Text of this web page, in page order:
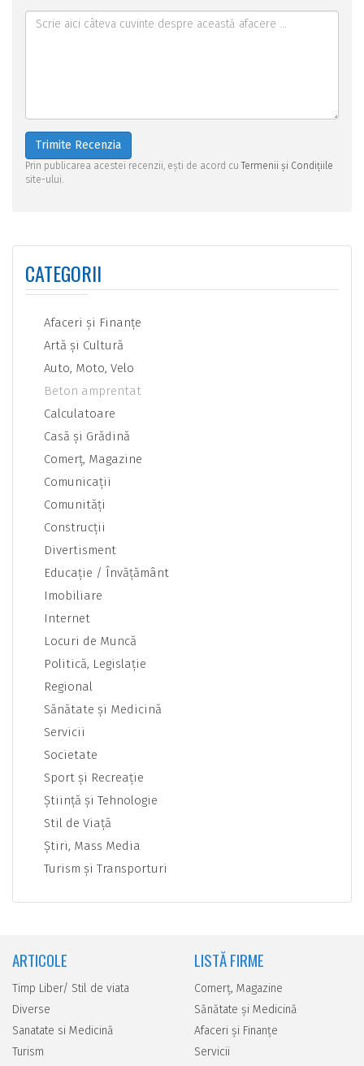
Trimite Recenzia
Prin publicarea acestei recenzii, ești de acord cuTermenii și Condițiile
site-ului.
CATEGORII
Afaceri şi Finanţe
Artă şi Cultură
Auto, Moto, Velo
Beton amprentat
Calculatoare
Casă şi Grădină
Comerţ, Magazine
Comunicaţii
Comunităţi
Construcţii
Divertisment
Educaţie / Învăţământ
Imobiliare
Internet
Locuri de Muncă
Politică, Legislaţie
Regional
Sănătate şi Medicină
Servicii
Societate
Sport şi Recreaţie
Ştiinţă şi Tehnologie
Stil de Viaţă
Ştiri, Mass Media
Turism şi Transporturi
ARTICOLE
Timp Liber/ Stil de viata
Diverse
Sanatate si Medicină
Turism
LISTĂ FIRME
Comerţ, Magazine
Sănătate şi Medicină
Afaceri şi Finanţe
Servicii